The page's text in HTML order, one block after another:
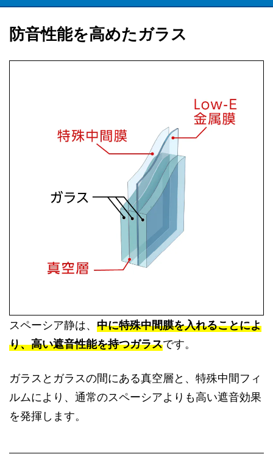
防音性能を高めたガラス
スペーシア静は、 中に特殊中間膜を入れることによ
り、高い遮音性能を持つガラスです。
ガラスとガラスの間にある真空層と、特殊中間フィ
ルムにより、通常のスペーシアよりも高い遮音効果
を発揮します。